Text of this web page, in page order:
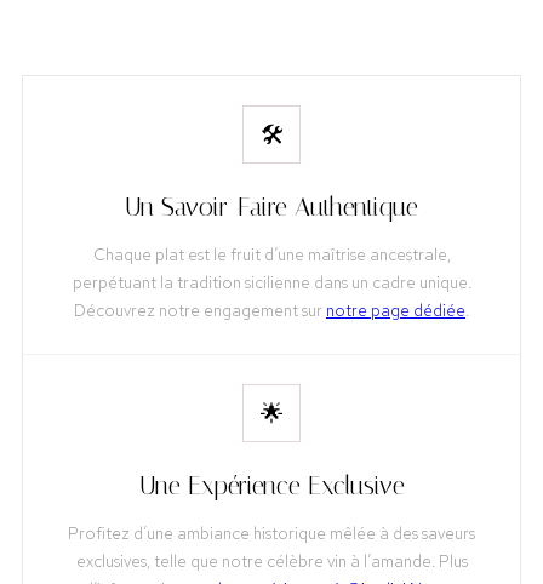
🛠️
Un Savoir-Faire Authentique
Chaque plat est le fruit d’une maîtrise ancestrale,
perpétuant la tradition sicilienne dans un cadre unique.
Découvrez notre engagement sur notre page dédiée.
🌟
Une Expérience Exclusive
Profitez d’une ambiance historique mêlée à des saveurs
exclusives, telle que notre célèbre vin à l’amande. Plus